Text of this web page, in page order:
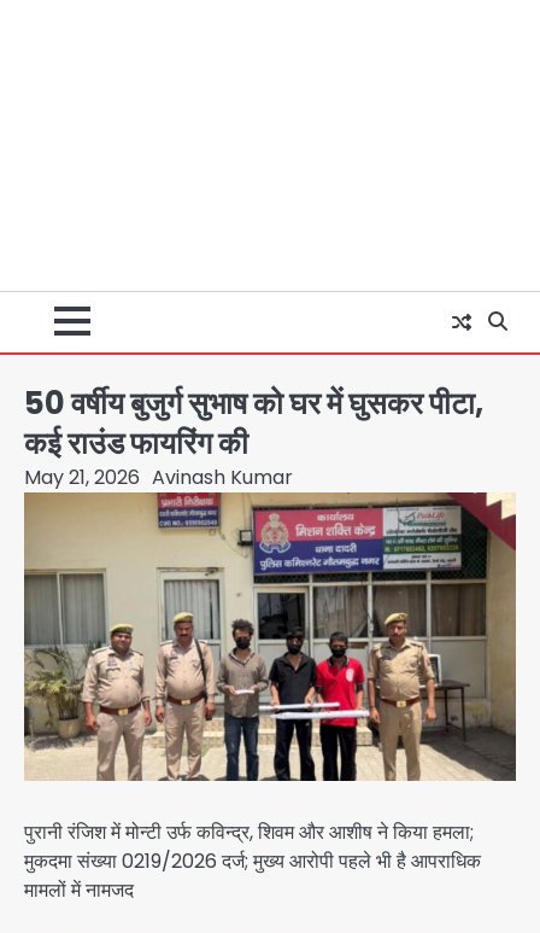
50 वर्षीय बुजुर्ग सुभाष को घर में घुसकर पीटा,
कई राउंड फायरिंग की
May 21, 2026 Avinash Kumar
पुरानी रंजिश में मोन्टी उर्फ कविन्द्र, शिवम और आशीष ने किया हमला;
मुकदमा संख्या 0219/2026 दर्ज; मुख्य आरोपी पहले भी है आपराधिक
मामलों में नामजद